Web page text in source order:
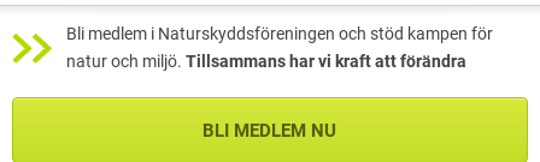
Bli medlem i Naturskyddsföreningen och stöd kampen för
natur och miljö. Tillsammans har vi kraft att förändra
BLI MEDLEM NU